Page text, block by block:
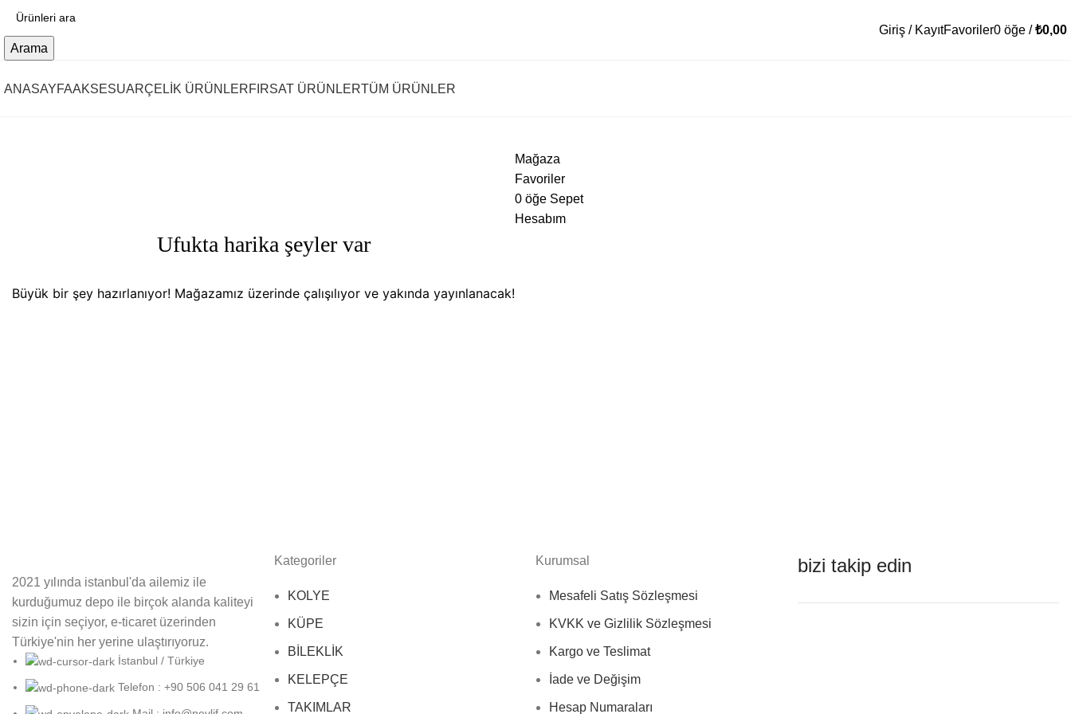
Arama
Giriş / KayıtFavoriler0 öğe / ₺0,00
ANASAYFAAKSESUARÇELİK ÜRÜNLERFIRSAT ÜRÜNLERTÜM ÜRÜNLER
Ufukta harika şeyler var
Büyük bir şey hazırlanıyor! Mağazamız üzerinde çalışılıyor ve yakında yayınlanacak!
Mağaza
Favoriler
0 öğe Sepet
Hesabım
2021 yılında istanbul'da ailemiz ile
kurduğumuz depo ile birçok alanda kaliteyi
sizin için seçiyor, e-ticaret üzerinden
Türkiye'nin her yerine ulaştırıyoruz.
İstanbul / Türkiye
Telefon : +90 506 041 29 61
Kategoriler
KOLYE
KÜPE
BİLEKLİK
KELEPÇE
TAKIMLAR
Kurumsal
Mesafeli Satış Sözleşmesi
KVKK ve Gizlilik Sözleşmesi
Kargo ve Teslimat
İade ve Değişim
Hesap Numaraları
bizi takip edin